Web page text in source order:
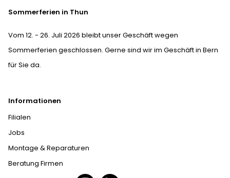
Informationen
Filialen
Jobs
Montage & Reparaturen
Beratung Firmen
Sommerferien in Thun
Vom 12. - 26. Juli 2026 bleibt unser Geschäft wegen
Sommerferien geschlossen. Gerne sind wir im Geschäft in Bern
für Sie da.